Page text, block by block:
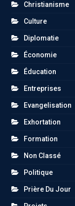
Christianisme
Culture
Diplomatie
Économie
Éducation
Entreprises
Evangelisation
Exhortation
Formation
Non Classé
Politique
Prière Du Jour